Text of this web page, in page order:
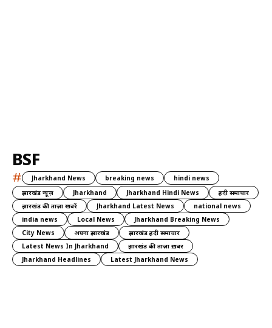
BSF
# Jharkhand News breaking news
hindi news
झारखंड न्यूज़
Jharkhand Jharkhand Hindi News
हिंदी समाचार
झारखंड की ताज़ा खबरें
Jharkhand Latest News
national news
india news
Local News
Jharkhand Breaking News
City News
अपना झारखंड
झारखंड हिंदी समाचार
Latest News In Jharkhand
झारखंड की ताज़ा ख़बर
Jharkhand Headlines
Latest Jharkhand News